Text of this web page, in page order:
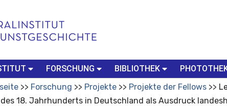
FORSCHUNG BIBLIOTHEK
Forschung Projekte Projekte der Fellows
18. Jahrhunderts in Deutschland als Ausdruck